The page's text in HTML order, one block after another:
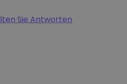
Sie Antworten